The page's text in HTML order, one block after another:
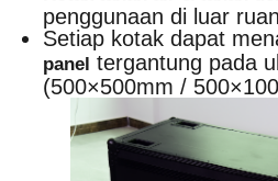
penggunaan di luar
Setiap kotak dapat
panel tergantung pada
(500×500mm /